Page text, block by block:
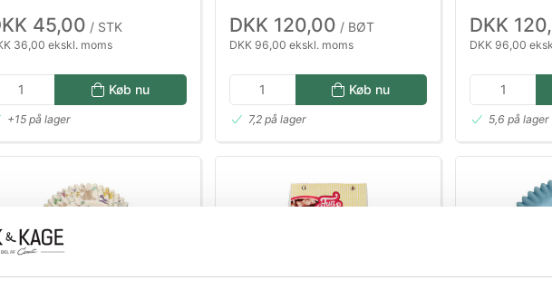
45,00 / STK
36,00 ekskl. moms
Køb nu
+15 på lager
DKK 120,00 / BØT
DKK 96,00 ekskl. moms
Køb nu
7,2 på lager
DKK
DKK 96,00
5,6 på lager